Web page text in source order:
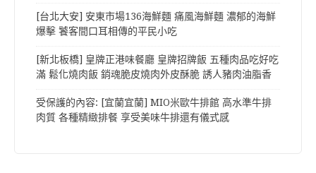
[台北大安] 安東市場136海鮮麵 痛風海鮮麵 濃郁的海鮮
爆擊 饕客間口耳相傳的平民小吃
[新北板橋] 皇牌正港味餐廳 皇牌招牌飯 五種肉品吃好吃
滿 鬆化燒肉飯 銷魂脆皮燒肉外皮酥脆 誘人豬肉油脂香
受保護的內容: [宜蘭宜蘭] MIO米歐牛排館 高水準牛排
肉質 各種精緻排餐 享受美味牛排還有儀式感